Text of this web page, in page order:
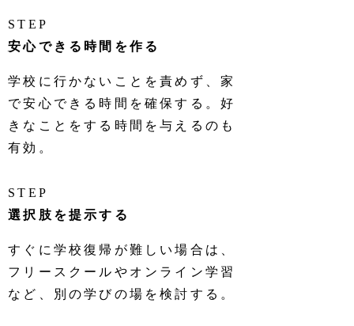
STEP
安心できる時間を作る
学校に行かないことを責めず、家
で安心できる時間を確保する。好
きなことをする時間を与えるのも
有効。
STEP
選択肢を提示する
すぐに学校復帰が難しい場合は、
フリースクールやオンライン学習
など、別の学びの場を検討する。